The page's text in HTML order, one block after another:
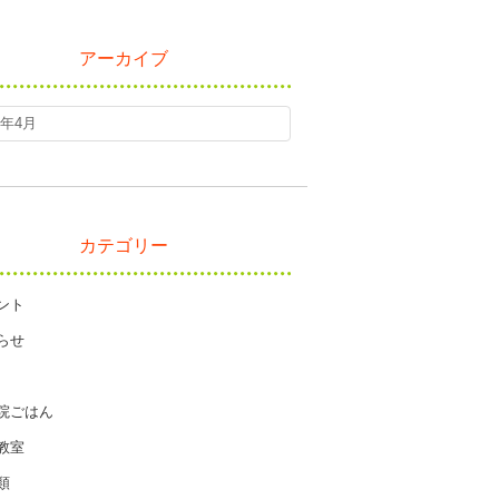
アーカイブ
カテゴリー
ト
せ
ごはん
室